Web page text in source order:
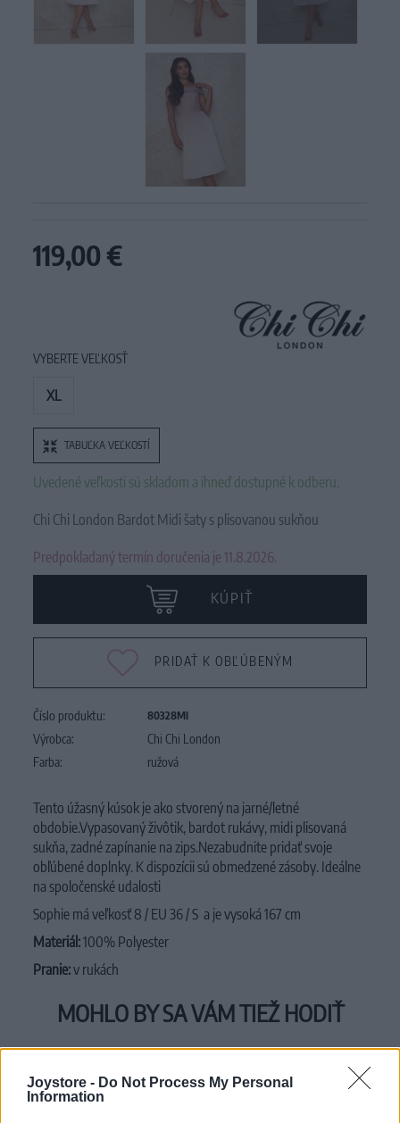
Joystore - Do Not Process My Personal
Information
119,00 €
VYBERTE VEĽKOSŤ
XL
TABUĽKA VEĽKOSTÍ
Uvedené veľkosti sú skladom a ihneď dostupné k odberu.
Chi Chi London Bardot Midi šaty s plisovanou sukňou
Predpokladaný termín doručenia je 11.8.2026.
KÚPIŤ
PRIDAŤ K OBĽÚBENÝM
Číslo produktu: 80328MI
Výrobca:
Chi Chi London
Farba:
ružová
Tento úžasný kúsok je ako stvorený na jarné/letné
obdobie.Vypasovaný živôtik, bardot rukávy, midi plisovaná
sukňa, zadné zapínanie na zips.Nezabudnite pridať svoje
obľúbené doplnky. K dispozícii sú obmedzené zásoby. Ideálne
na spoločenské udalosti
Sophie má veľkosť 8 / EU 36 / S a je vysoká 167 cm
Materiál:100% Polyester
Pranie:v rukách
MOHLO BY SA VÁM TIEŽ HODIŤ